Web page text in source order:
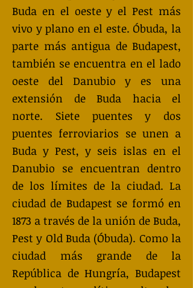
Buda en el oeste y el Pest más
vivo y plano en el este. Óbuda, la
parte más antigua de Budapest,
también se encuentra en el lado
oeste del Danubio y es una
extensión de Buda hacia el
norte. Siete puentes y dos
puentes ferroviarios se unen a
Buda y Pest, y seis islas en el
Danubio se encuentran dentro
de los límites de la ciudad. La
ciudad de Budapest se formó en
1873 a través de la unión de Buda,
Pest y Old Buda (Óbuda). Como la
ciudad más grande de la
República de Hungría, Budapest